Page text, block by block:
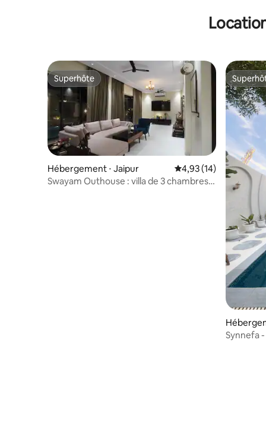
Superhôte
Superhôte
Hébergement ⋅ Jaipur Évaluation moyenne
4,93 (14)
Swayam Outhouse : villa de 3 chambres
Synnefa